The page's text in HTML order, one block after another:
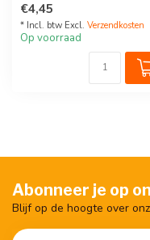
Kleur: anthracite. nu ...
€4,45
* Incl. btw Excl. Verzendkosten
Op voorraad
Abonneer je op
Blijf op de hoogte over